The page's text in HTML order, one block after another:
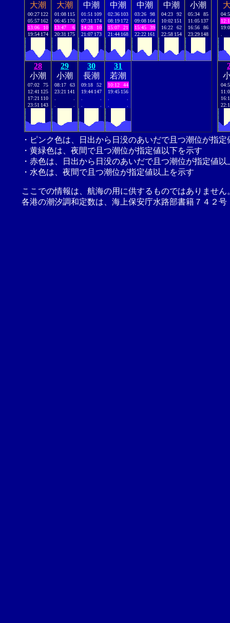
大潮
00:27 122
05:57 162
13:06
10
19:54 174
大潮
01:08 115
06:45 170
13:47
6
20:31 175
中潮
01:51 109
07:31 174
14:28
10
21:07 173
中潮
02:36 103
08:19 172
15:07
21
21:44 168
中潮
03:26
98
09:08 164
15:45
39
22:22 161
中潮
04:23
92
10:02 151
16:22
62
22:58 154
小潮
05:34
85
11:05 137
16:56
86
23:29 148
28
小潮
07:02
75
12:41 125
17:21 110
23:51 143
29
小潮
08:17
63
23:21 141
30
長潮
09:18
52
19:44 147
31
若潮
10:12
44
19:45 156
・ピンク色は、日出から日没のあいだで且つ潮位が指
・黄緑色は、夜間で且つ潮位が指定値以下を示す
・赤色は、日出から日没のあいだで且つ潮位が指定値以
・水色は、夜間で且つ潮位が指定値以上を示す
ここでの情報は、航海の用に供するものではありませ
各港の潮汐調和定数は、海上保安庁水路部書籍７４２